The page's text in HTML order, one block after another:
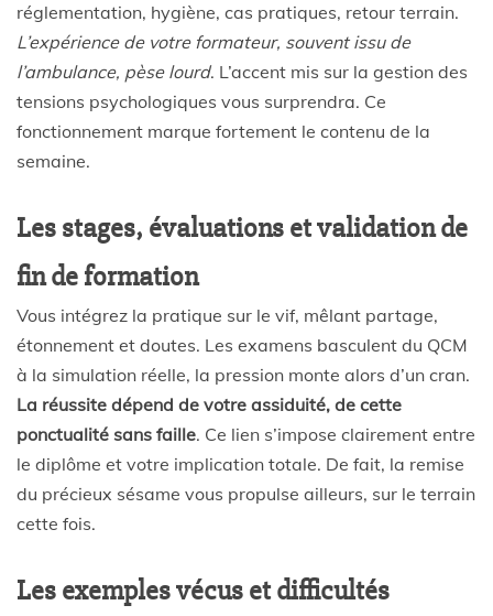
réglementation, hygiène, cas pratiques, retour terrain.
L’expérience de votre formateur, souvent issu de
l’ambulance, pèse lourd. L’accent mis sur la gestion des
tensions psychologiques vous surprendra. Ce
fonctionnement marque fortement le contenu de la
semaine.
Les stages, évaluations et validation de
fin de formation
Vous intégrez la pratique sur le vif, mêlant partage,
étonnement et doutes. Les examens basculent du QCM
à la simulation réelle, la pression monte alors d’un cran.
La réussite dépend de votre assiduité, de cette
ponctualité sans faille. Ce lien s’impose clairement entre
le diplôme et votre implication totale. De fait, la remise
du précieux sésame vous propulse ailleurs, sur le terrain
cette fois.
Les exemples vécus et difficultés